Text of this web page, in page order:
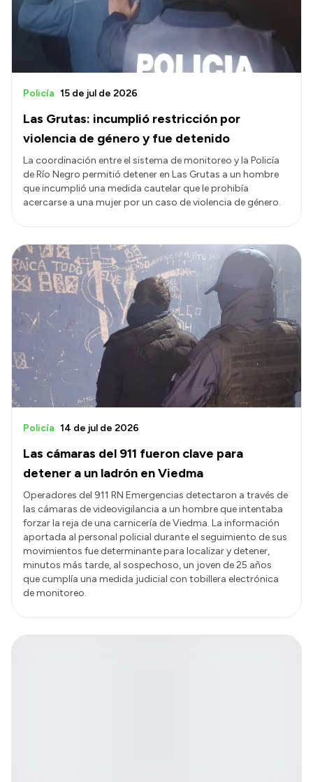
Las Grutas: incumplió restricción por
violencia de género y fue detenido
Policía 15 de jul de 2026
La coordinación entre el sistema de monitoreo y la Policía
de Río Negro permitió detener en Las Grutas a un hombre
que incumplió una medida cautelar que le prohibía
acercarse a una mujer por un caso de violencia de género.
Las cámaras del 911 fueron clave para
detener a un ladrón en Viedma
Policía 14 de jul de 2026
Operadores del 911 RN Emergencias detectaron a través de
las cámaras de videovigilancia a un hombre que intentaba
forzar la reja de una carnicería de Viedma. La información
aportada al personal policial durante el seguimiento de sus
movimientos fue determinante para localizar y detener,
minutos más tarde, al sospechoso, un joven de 25 años
que cumplía una medida judicial con tobillera electrónica
de monitoreo.